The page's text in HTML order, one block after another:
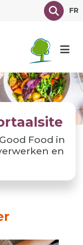
TexteFR
Food in
en